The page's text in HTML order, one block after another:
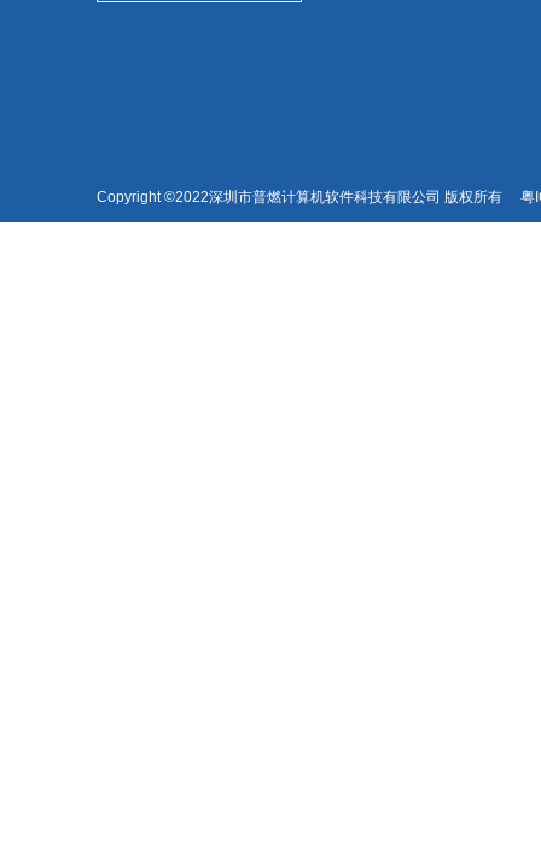
Copyright ©2022深圳市普燃计算机软件科技有限公司 版权所有 粤